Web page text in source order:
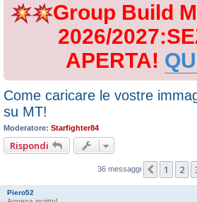
Group Build
2026/
APERTA!
Come caricare le vostre
su MT!
Moderatore: Starfighter84
Rispondi
36 messaggi 1 2
Piero52